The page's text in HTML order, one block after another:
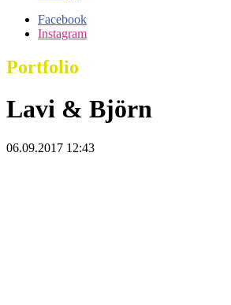
Facebook
Instagram
Portfolio
Lavi & Björn
06.09.2017 12:43